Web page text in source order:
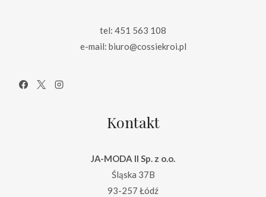
tel: 451 563 108
e-mail: biuro@cossiekroi.pl
Kontakt
JA-MODA II Sp. z o.o.
Śląska 37B
93-257 Łódź